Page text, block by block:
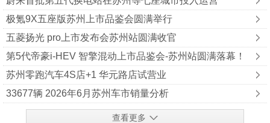
极氪9X五座版苏州上市品鉴会圆满举行
五菱扬光 pro上市发布会苏州站圆满收官
第5代帝豪i-HEV 智擎混动上市品鉴会-苏州站圆满落幕！
苏州零跑汽车4S店+1 华元路店试营业
33677辆 2026年6月苏州车市销量分析
查看更多